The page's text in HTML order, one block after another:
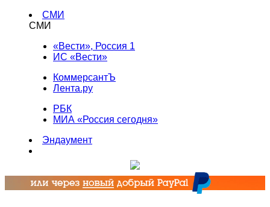
СМИ
СМИ
«Вести», Россия 1
ИС «Вести»
КоммерсантЪ
Лента.ру
РБК
МИА «Россия сегодня»
Эндаумент